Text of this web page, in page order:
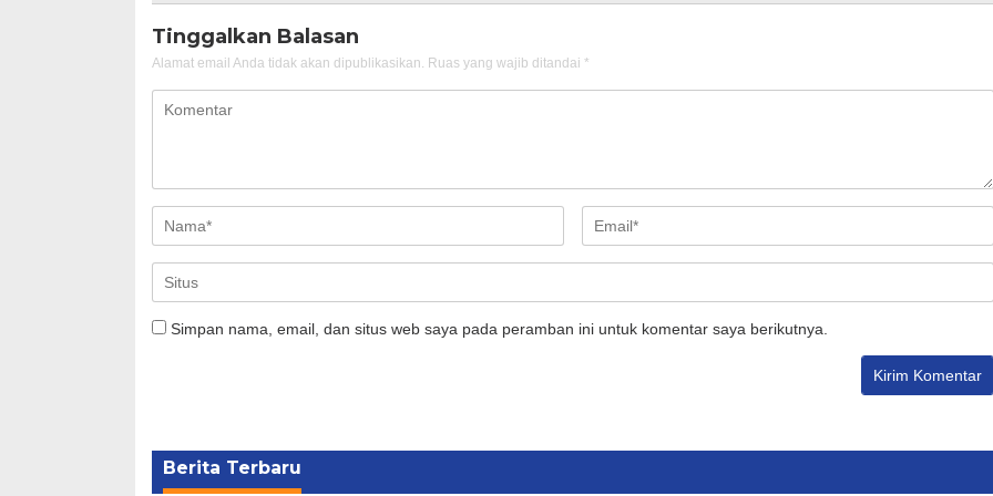
Tinggalkan Balasan
Alamat email Anda tidak akan dipublikasikan. Ruas yang wajib ditandai *
Simpan nama, email, dan situs web saya pada peramban ini untuk komentar saya berikutnya.
Berita Terbaru